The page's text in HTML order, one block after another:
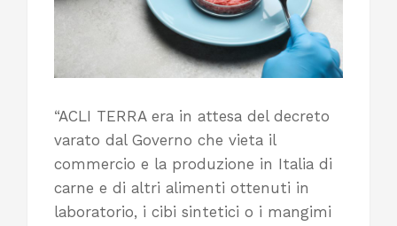
“ACLI TERRA era in attesa del decreto
varato dal Governo che vieta il
commercio e la produzione in Italia di
carne e di altri alimenti ottenuti in
laboratorio, i cibi sintetici o i mangimi